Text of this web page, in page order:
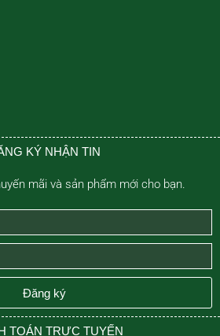
KÝ NHẬN TIN
mãi và sản phẩm mới cho bạn.
Đăng ký
TOÁN TRỰC TUYẾN